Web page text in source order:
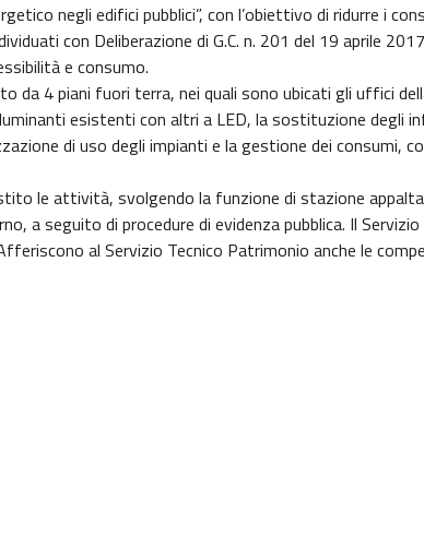
negli edifici pubblici”, con l’obiettivo di ridurre i
con Deliberazione di G.C. n. 201 del 19 aprile
e consumo.
da 4 piani fuori terra, nei quali sono ubicati gli uffici
esistenti con altri a LED, la sostituzione degli
di uso degli impianti e la gestione dei consumi,
le attività, svolgendo la funzione di stazione
a seguito di procedure di evidenza pubblica. Il
al Servizio Tecnico Patrimonio anche le